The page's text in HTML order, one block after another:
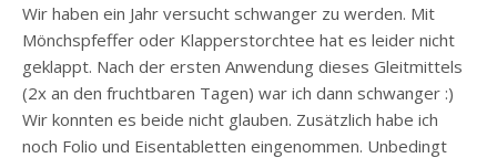
Wir haben ein Jahr versucht schwanger zu werden. Mit
Mönchspfeffer oder Klapperstorchtee hat es leider nicht
geklappt. Nach der ersten Anwendung dieses Gleitmittels
(2x an den fruchtbaren Tagen) war ich dann schwanger :)
Wir konnten es beide nicht glauben. Zusätzlich habe ich
noch Folio und Eisentabletten eingenommen. Unbedingt